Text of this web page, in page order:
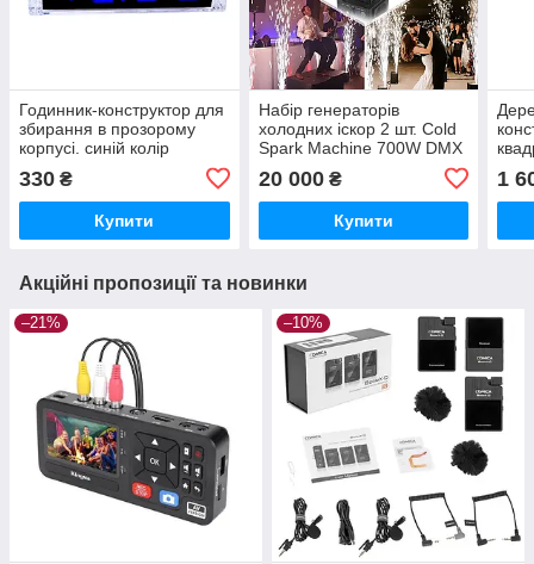
Годинник-конструктор для
збирання в прозорому
корпусі. синій колір
330 ₴
Купити
Набір генераторів
холодних іскор 2 шт. Cold
Spark Machine 700W DMX
20 000₴
Купити
1
Акційні пропозиції та новинки
–21% –10%